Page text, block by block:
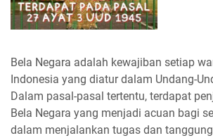
Bela Negara adalah kewajiban setiap
Indonesia yang diatur dalam Undang-
Dalam pasal-pasal tertentu, terdapat
Bela Negara yang menjadi acuan bagi
dalam menjalankan tugas dan